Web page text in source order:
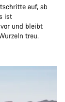
auf, ab
ist
und bleibt
treu.